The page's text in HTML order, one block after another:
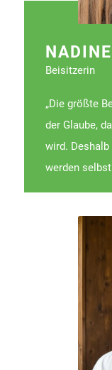
Beisitzerin
„Die größte
der Glaube,
wird.
werden